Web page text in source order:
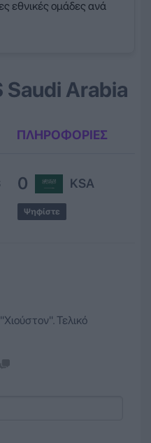
εθνικές ομάδες ανά
Saudi Arabia
ΠΛΗΡΟΦΟΡΙΕΣ
0 KSA
Ψηφίστε
Τελικό